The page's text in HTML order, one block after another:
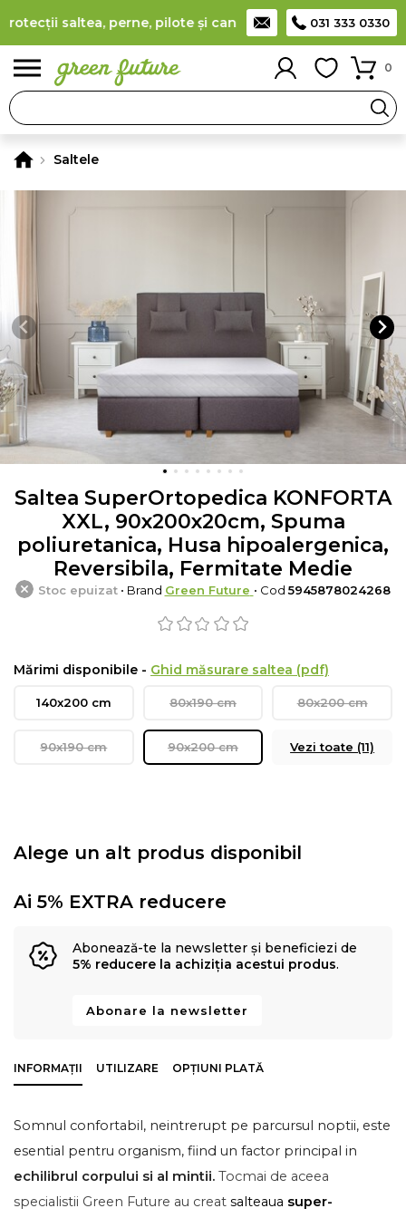
saltea, perne, pilote și canapele(detalii ) Producător
031 333 0330
0
Saltele
Saltea SuperOrtopedica KONFORTA
XXL, 90x200x20cm, Spuma
poliuretanica, Husa hipoalergenica,
Reversibila, Fermitate Medie
Stoc epuizat• Brand Green Future • Cod5945878024268
Mărimi disponibile - Ghid măsurare saltea (pdf)
140x200 cm 80x190 cm 80x200 cm
90x190 cm 90x200 cm Vezi toate (11)
Alege un alt produs disponibil
Ai 5% EXTRA reducere
Abonează-te la newsletter și beneficiezi de
5% reducere la achiziția acestui produs.
Abonare la newsletter
INFORMAȚII UTILIZARE OPȚIUNI PLATĂ
Somnul confortabil, neintrerupt pe parcursul noptii, este
esential pentru organism, fiind un factor principal in
echilibrul corpului si al mintii. Tocmai de aceea
specialistii Green Future au creat salteaua super-